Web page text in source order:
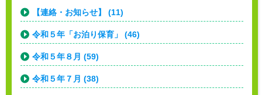
【連絡・お知らせ】 (11)
令和５年「お泊り保育」 (46)
令和５年８月 (59)
令和５年７月 (38)